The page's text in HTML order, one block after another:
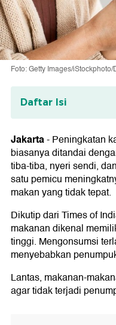
Foto: Getty Images/
Daftar Isi
1. Jeroan
2. Daging Merah
3. Seafood
4. Ikan Sarden
5. Alkohol
6. Asparagus
7. Bayam
Jakarta-Peningkatan
biasanya ditandai
tiba-tiba, nyeri sendi,
satu pemicu
makan yang tidak tepat.
Dikutip dari Times of
makanan dikenal
tinggi. Mengonsumsi
menyebabkan
Lantas, makanan-
agar tidak terjadi